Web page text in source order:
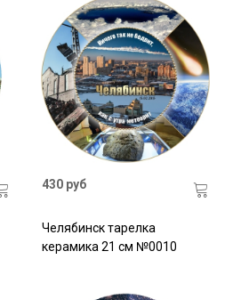
430 руб
Челябинск тарелка
керамика 21 см №0010